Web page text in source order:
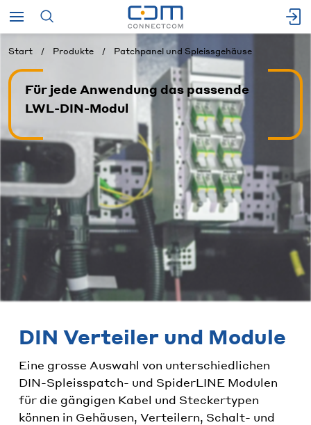
Start Produkte Patchpanel und Spleissgehäuse
Für jede Anwendung das passende
LWL-DIN-Modul
DIN Verteiler und Module
Eine grosse Auswahl von unterschiedlichen
DIN-Spleisspatch- und SpiderLINE Modulen
für die gängigen Kabel und Steckertypen
können in Gehäusen, Verteilern, Schalt- und